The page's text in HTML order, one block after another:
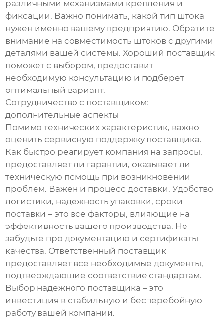
различными механизмами крепления и
фиксации. Важно понимать, какой тип штока
нужен именно вашему предприятию. Обратите
внимание на совместимость штоков с другими
деталями вашей системы. Хороший поставщик
поможет с выбором, предоставит
необходимую консультацию и подберет
оптимальный вариант.
Сотрудничество с поставщиком:
дополнительные аспекты
Помимо технических характеристик, важно
оценить сервисную поддержку поставщика.
Как быстро реагирует компания на запросы,
предоставляет ли гарантии, оказывает ли
техническую помощь при возникновении
проблем. Важен и процесс доставки. Удобство
логистики, надежность упаковки, сроки
поставки – это все факторы, влияющие на
эффективность вашего производства. Не
забудьте про документацию и сертификаты
качества. Ответственный поставщик
предоставляет все необходимые документы,
подтверждающие соответствие стандартам.
Выбор надежного поставщика – это
инвестиция в стабильную и бесперебойную
работу вашей компании.